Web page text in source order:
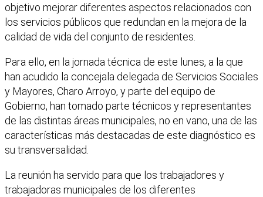
objetivo mejorar diferentes aspectos relacionados con
los servicios públicos que redundan en la mejora de la
calidad de vida del conjunto de residentes.
Para ello, en la jornada técnica de este lunes, a la que
han acudido la concejala delegada de Servicios Sociales
y Mayores, Charo Arroyo, y parte del equipo de
Gobierno, han tomado parte técnicos y representantes
de las distintas áreas municipales, no en vano, una de las
características más destacadas de este diagnóstico es
su transversalidad.
La reunión ha servido para que los trabajadores y
trabajadoras municipales de los diferentes